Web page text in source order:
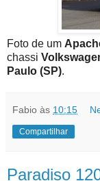
Foto de um
chassi
Paulo (SP).
Fabio às 10:15
Compartilhar
Paradiso